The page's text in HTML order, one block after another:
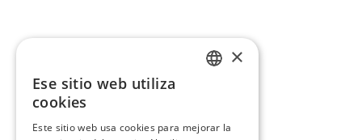
×
Ese sitio web utiliza
cookies
Este sitio web usa cookies para mejorar la